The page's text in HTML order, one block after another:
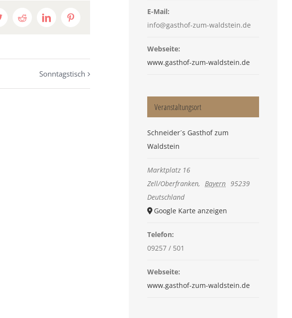
Reddit LinkedInPinterest
Sonntagstisch
E-Mail:
info@gasthof-zum-waldstein.de
Webseite:
www.gasthof-zum-waldstein.de
Veranstaltungsort
Schneider´s Gasthof zum
Waldstein
Marktplatz 16
Zell/Oberfranken, Bayern 95239
Deutschland
Google Karte anzeigen
Telefon:
09257 / 501
Webseite:
www.gasthof-zum-waldstein.de